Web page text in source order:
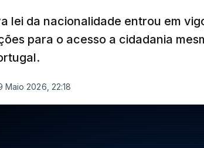
lei da nacionalidade entrou em
para o acesso a cidadania
Maio 2026, 22:18